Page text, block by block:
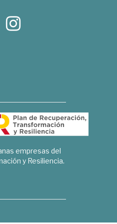
empresas del
y Resiliencia.